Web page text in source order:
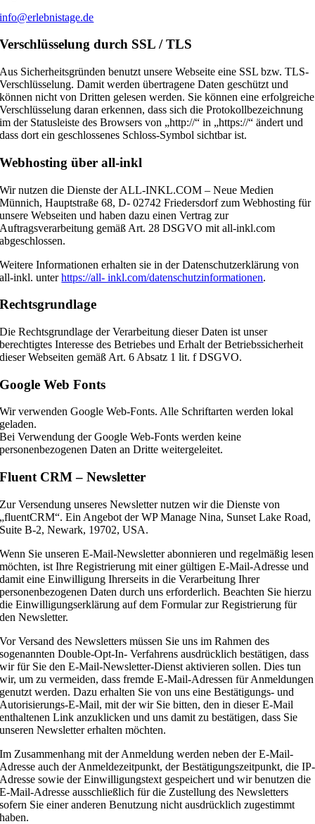
info@erlebnistage.de
Verschlüsselung durch SSL / TLS
Aus Sicherheitsgründen benutzt unsere Webseite eine SSL bzw. TLS-
Verschlüsselung. Damit werden übertragene Daten geschützt und
können nicht von Dritten gelesen werden. Sie können eine erfolgreiche
Verschlüsselung daran erkennen, dass sich die Protokollbezeichnung
im der Statusleiste des Browsers von „http://“ in „https://“ ändert und
dass dort ein geschlossenes Schloss-Symbol sichtbar ist.
Webhosting über all-inkl
Wir nutzen die Dienste der ALL-INKL.COM – Neue Medien
Münnich, Hauptstraße 68, D- 02742 Friedersdorf zum Webhosting für
unsere Webseiten und haben dazu einen Vertrag zur
Auftragsverarbeitung gemäß Art. 28 DSGVO mit all-inkl.com
abgeschlossen.
Weitere Informationen erhalten sie in der Datenschutzerklärung von
all-inkl. unterhttps://all- inkl.com/datenschutzinformationen.
Rechtsgrundlage
Die Rechtsgrundlage der Verarbeitung dieser Daten ist unser
berechtigtes Interesse des Betriebes und Erhalt der Betriebssicherheit
dieser Webseiten gemäß Art. 6 Absatz 1 lit. f DSGVO.
Google Web Fonts
Wir verwenden Google Web-Fonts. Alle Schriftarten werden lokal
geladen.
Bei Verwendung der Google Web-Fonts werden keine
personenbezogenen Daten an Dritte weitergeleitet.
Fluent CRM – Newsletter
Zur Versendung unseres Newsletter nutzen wir die Dienste von
„fluentCRM“. Ein Angebot der WP Manage Nina, Sunset Lake Road,
Suite B-2, Newark, 19702, USA.
Wenn Sie unseren E-Mail-Newsletter abonnieren und regelmäßig lesen
möchten, ist Ihre Registrierung mit einer gültigen E-Mail-Adresse und
damit eine Einwilligung Ihrerseits in die Verarbeitung Ihrer
personenbezogenen Daten durch uns erforderlich. Beachten Sie hierzu
die Einwilligungserklärung auf dem Formular zur Registrierung für
den Newsletter.
Vor Versand des Newsletters müssen Sie uns im Rahmen des
sogenannten Double-Opt-In- Verfahrens ausdrücklich bestätigen, dass
wir für Sie den E-Mail-Newsletter-Dienst aktivieren sollen. Dies tun
wir, um zu vermeiden, dass fremde E-Mail-Adressen für Anmeldungen
genutzt werden. Dazu erhalten Sie von uns eine Bestätigungs- und
Autorisierungs-E-Mail, mit der wir Sie bitten, den in dieser E-Mail
enthaltenen Link anzuklicken und uns damit zu bestätigen, dass Sie
unseren Newsletter erhalten möchten.
Im Zusammenhang mit der Anmeldung werden neben der E-Mail-
Adresse auch der Anmeldezeitpunkt, der Bestätigungszeitpunkt, die IP-
Adresse sowie der Einwilligungstext gespeichert und wir benutzen die
E-Mail-Adresse ausschließlich für die Zustellung des Newsletters
sofern Sie einer anderen Benutzung nicht ausdrücklich zugestimmt
haben.